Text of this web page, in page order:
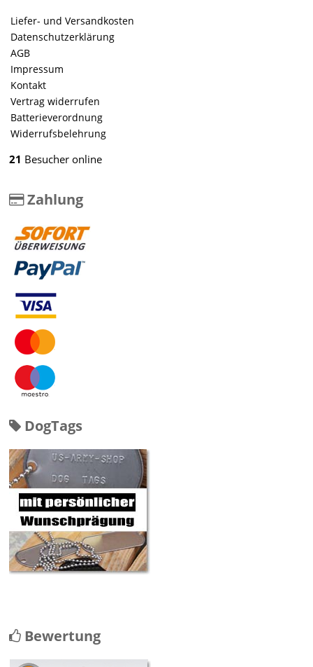
Liefer- und Versandkosten
Datenschutzerklärung
AGB
Impressum
Kontakt
Vertrag widerrufen
Batterieverordnung
Widerrufsbelehrung
21 Besucher online
Zahlung
DogTags
Bewertung